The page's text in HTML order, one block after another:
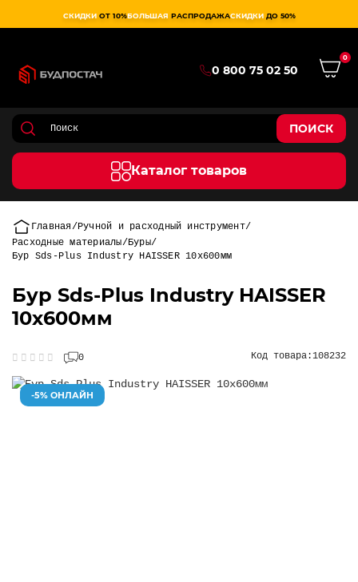
СКИДКИ ОТ 10%БОЛЬШАЯ РАСПРОДАЖАСКИДКИ ДО 50%
0 800 75 02 50
0
ПОИСК
Каталог товаров
Главная
Ручной и расходный инструмент
Расходные материалы
Буры
Бур Sds-Plus Industry HAISSER 10х600мм
Бур Sds-Plus Industry HAISSER
10х600мм
0 Код товара:108232
-5% ОНЛАЙН